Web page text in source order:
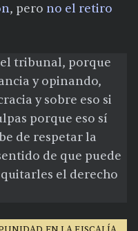
, pero no el retiro
tribunal, porque
y opinando,
y sobre eso si
porque eso sí
de respetar la
de que puede
el derecho